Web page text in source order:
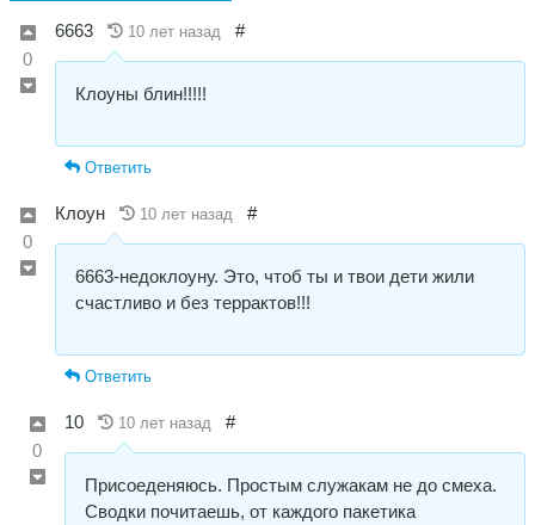
0
6663 10 лет назад #
Клоуны блин!!!!!
Ответить
0
Клоун 10 лет назад #
6663-недоклоуну. Это, чтоб ты и твои дети жили
счастливо и без террактов!!!
Ответить
0
10 10 лет назад #
Присоеденяюсь. Простым служакам не до смеха.
Сводки почитаешь, от каждого пакетика